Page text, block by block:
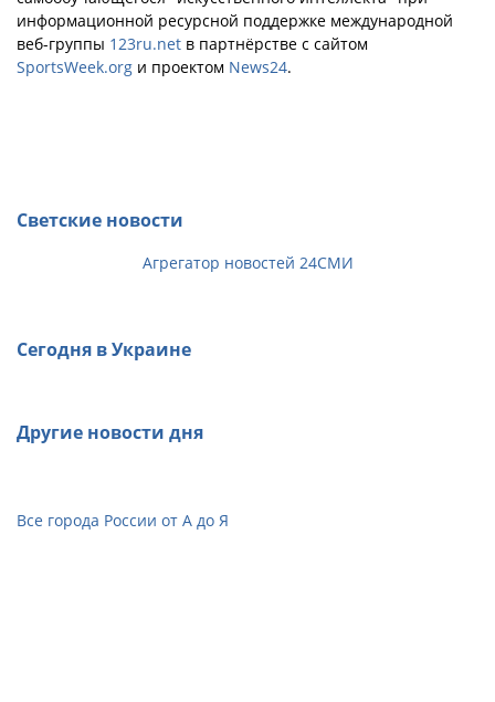
информационной ресурсной поддержке международной
веб-группы 123ru.net в партнёрстве с сайтом
SportsWeek.org и проектом News24.
Светские новости
Агрегатор новостей 24СМИ
Сегодня в Украине
Другие новости дня
Все города России от А до Я